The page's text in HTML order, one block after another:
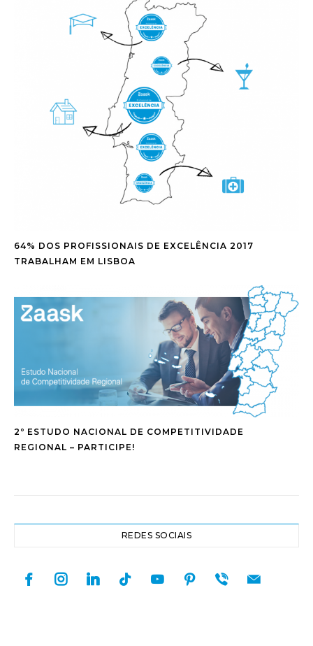
64% DOS PROFISSIONAIS DE EXCELÊNCIA 2017
TRABALHAM EM LISBOA
2º ESTUDO NACIONAL DE COMPETITIVIDADE
REGIONAL – PARTICIPE!
REDES SOCIAIS
facebookinstagramlinkedintiktok youtubepinterest
viber mail